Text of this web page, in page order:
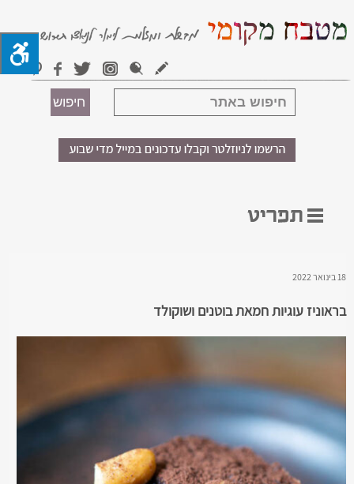
18 בינואר 2022
בראוניז עוגיות חמאת בוטנים ושוקולד